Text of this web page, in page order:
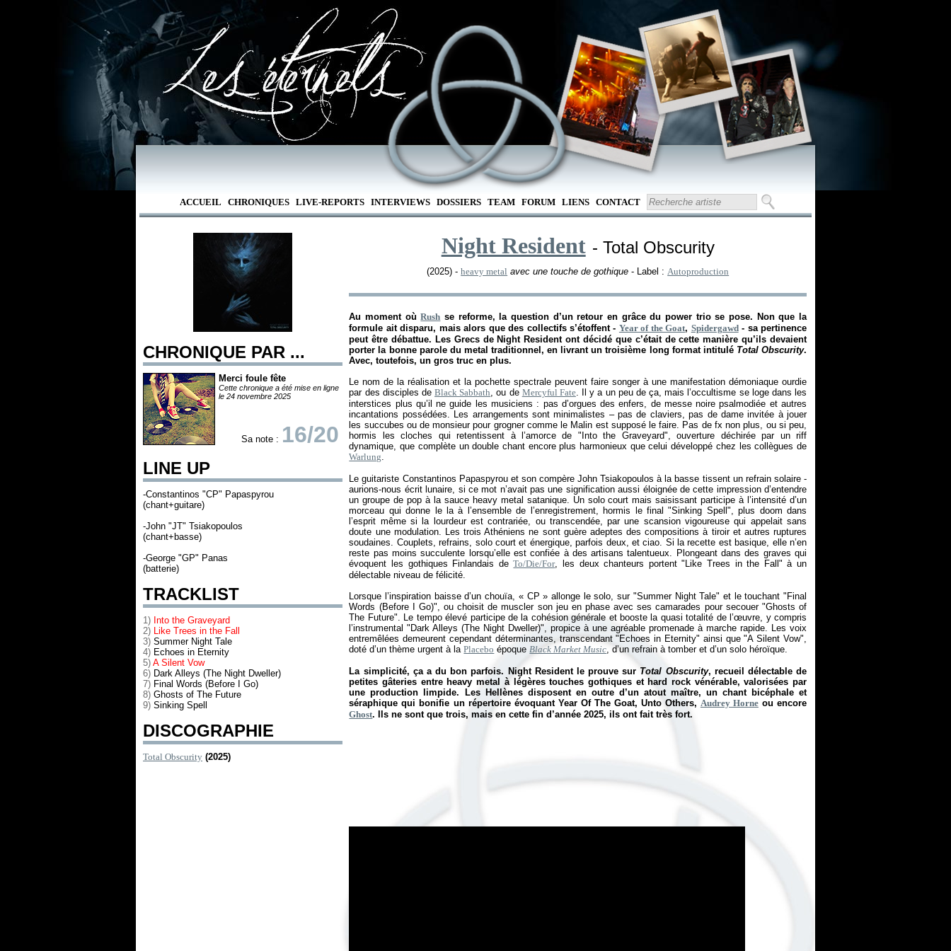
ACCUEIL CHRONIQUES LIVE-REPORTS INTERVIEWS DOSSIERS TEAM FORUM LIENS CONTACT
CHRONIQUE PAR ...
Merci foule fête
Cette chronique a été mise en ligne
le 24 novembre 2025
Sa note : 16/20
LINE UP
-Constantinos "CP" Papaspyrou
(chant+guitare)
-John "JT" Tsiakopoulos
(chant+basse)
-George "GP" Panas
(batterie)
TRACKLIST
1) Into the Graveyard
2) Like Trees in the Fall
3) Summer Night Tale
4) Echoes in Eternity
5) A Silent Vow
6) Dark Alleys (The Night Dweller)
7) Final Words (Before I Go)
8) Ghosts of The Future
9) Sinking Spell
DISCOGRAPHIE
Total Obscurity (2025)
Night Resident - Total Obscurity
(2025) -heavy metal avec une touche de gothique - Label :Autoproduction
Au moment oùRush se reforme, la question d’un retour en grâce du power trio se pose. Non que la
formule ait disparu, mais alors que des collectifs s’étoffent - Year of the Goat, Spidergawd- sa pertinence
peut être débattue. Les Grecs de Night Resident ont décidé que c’était de cette manière qu’ils devaient
porter la bonne parole du metal traditionnel, en livrant un troisième long format intitulé Total Obscurity.
Avec, toutefois, un gros truc en plus.
Le nom de la réalisation et la pochette spectrale peuvent faire songer à une manifestation démoniaque ourdie
par des disciples deBlack Sabbath, ou de Mercyful Fate. Il y a un peu de ça, mais l’occultisme se loge dans les
interstices plus qu’il ne guide les musiciens : pas d’orgues des enfers, de messe noire psalmodiée et autres
incantations possédées. Les arrangements sont minimalistes – pas de claviers, pas de dame invitée à jouer
les succubes ou de monsieur pour grogner comme le Malin est supposé le faire. Pas de fx non plus, ou si peu,
hormis les cloches qui retentissent à l’amorce de "Into the Graveyard", ouverture déchirée par un riff
dynamique, que complète un double chant encore plus harmonieux que celui développé chez les collègues de
Warlung.
Le guitariste Constantinos Papaspyrou et son compère John Tsiakopoulos à la basse tissent un refrain solaire -
aurions-nous écrit lunaire, si ce mot n’avait pas une signification aussi éloignée de cette impression d’entendre
un groupe de pop à la sauce heavy metal satanique. Un solo court mais saisissant participe à l’intensité d’un
morceau qui donne le la à l’ensemble de l’enregistrement, hormis le final "Sinking Spell", plus doom dans
l’esprit même si la lourdeur est contrariée, ou transcendée, par une scansion vigoureuse qui appelait sans
doute une modulation. Les trois Athéniens ne sont guère adeptes des compositions à tiroir et autres ruptures
soudaines. Couplets, refrains, solo court et énergique, parfois deux, et ciao. Si la recette est basique, elle n’en
reste pas moins succulente lorsqu’elle est confiée à des artisans talentueux. Plongeant dans des graves qui
évoquent les gothiques Finlandais deTo/Die/For, les deux chanteurs portent "Like Trees in the Fall" à un
délectable niveau de félicité.
Lorsque l’inspiration baisse d’un chouïa, « CP» allonge le solo, sur "Summer Night Tale" et le touchant "Final
Words (Before I Go)", ou choisit de muscler son jeu en phase avec ses camarades pour secouer "Ghosts of
The Future". Le tempo élevé participe de la cohésion générale et booste la quasi totalité de l’œuvre, y compris
l’instrumental "Dark Alleys (The Night Dweller)", propice à une agréable promenade à marche rapide. Les voix
entremêlées demeurent cependant déterminantes, transcendant "Echoes in Eternity" ainsi que "A Silent Vow",
doté d’un thème urgent à laPlacebo époqueBlack Market Music, d’un refrain à tomber et d’un solo héroïque.
La simplicité, ça a du bon parfois. Night Resident le prouve sur Total Obscurity, recueil délectable de
petites gâteries entre heavy metal à légères touches gothiques et hard rock vénérable, valorisées par
une production limpide. Les Hellènes disposent en outre d’un atout maître, un chant bicéphale et
séraphique qui bonifie un répertoire évoquant Year Of The Goat, Unto Others, Audrey Horneou encore
Ghost. Ils ne sont que trois, mais en cette fin d’année 2025, ils ont fait très fort.